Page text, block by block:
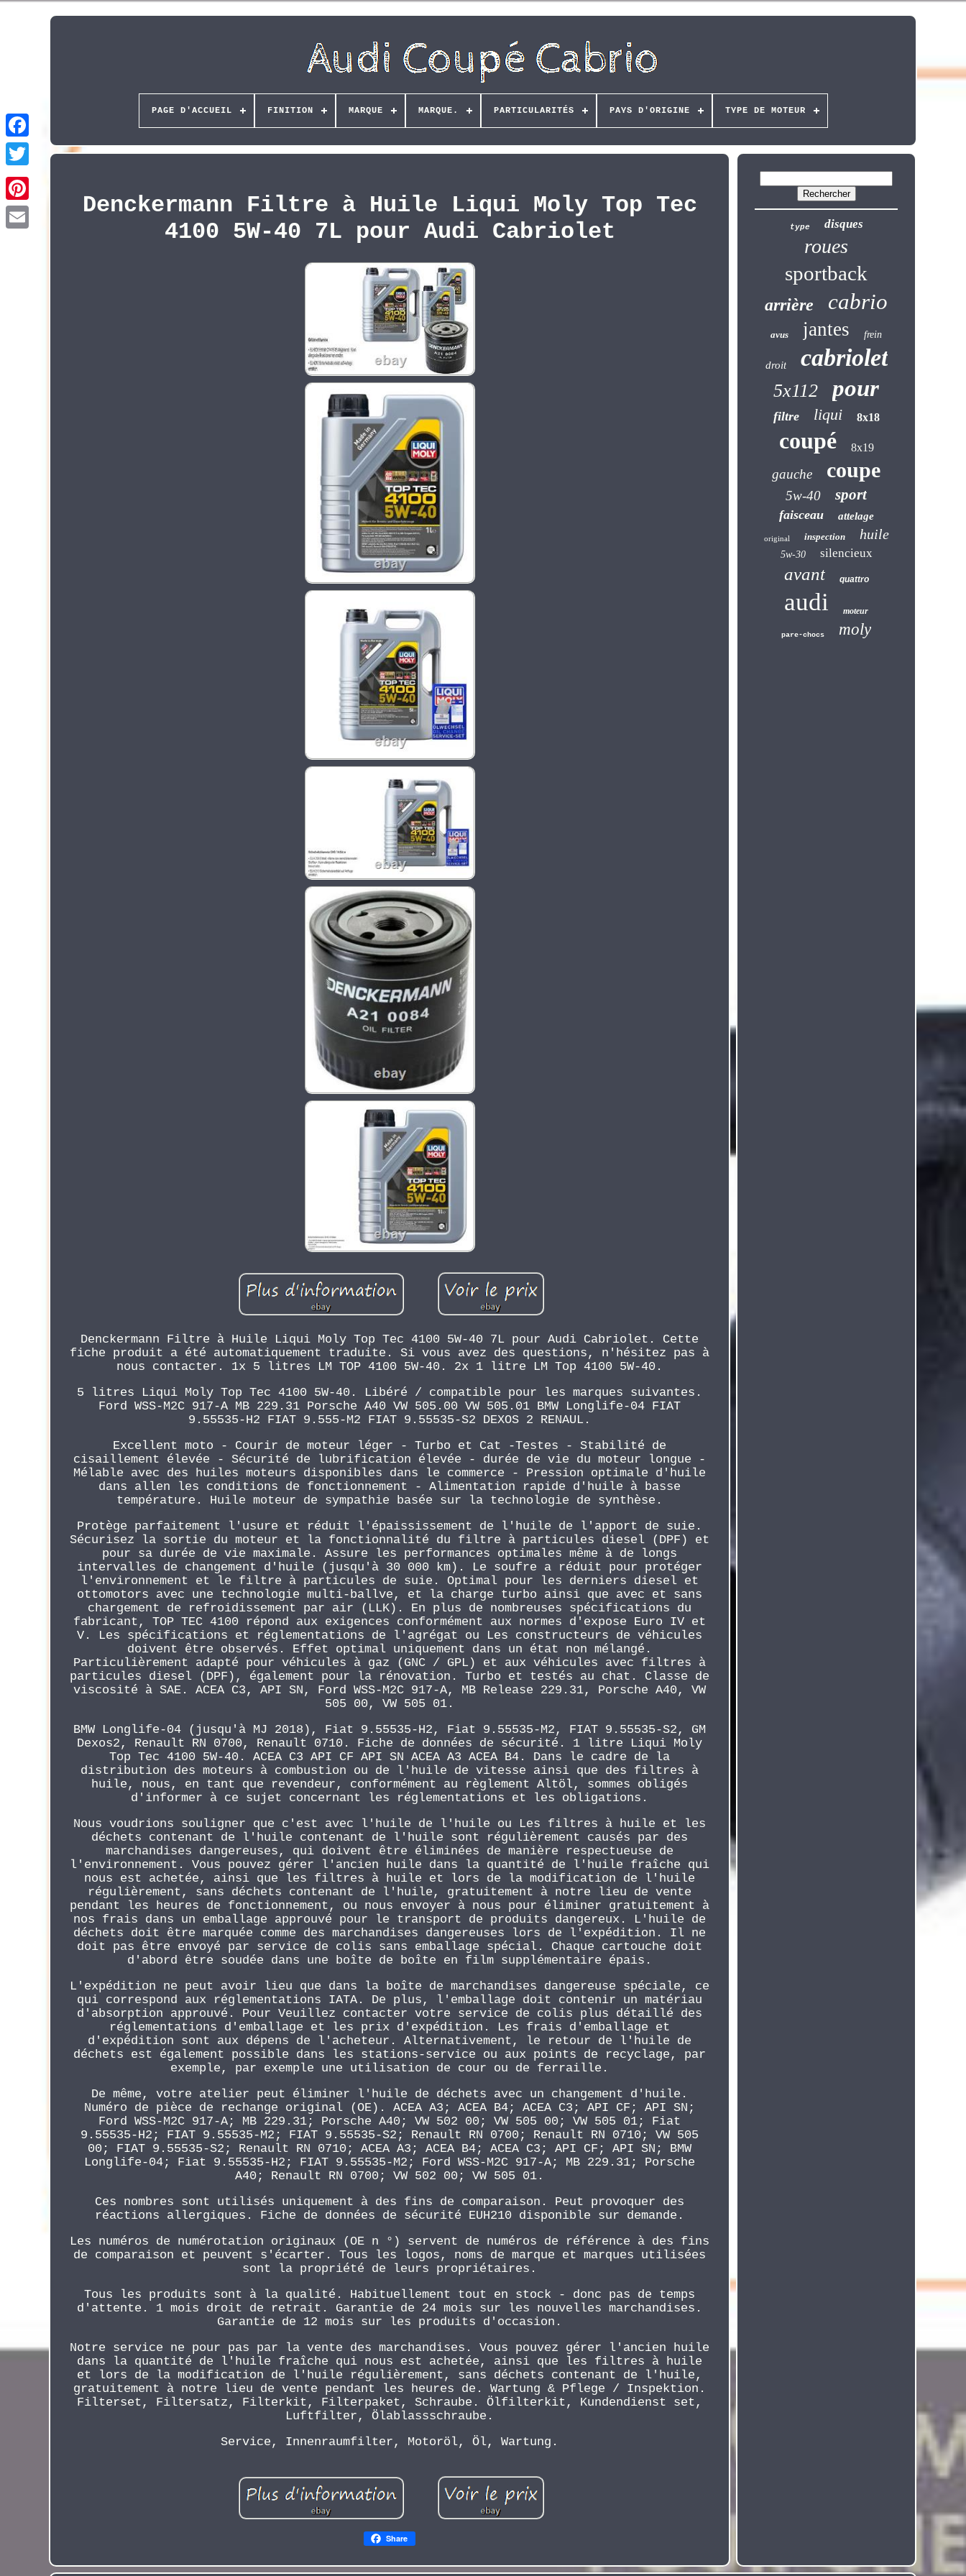
Pinterest
PAGE D'ACCUEIL FINITION MARQUE MARQUE. PARTICULARITÉS PAYS D'ORIGINE TYPE DE MOTEUR
Denckermann Filtre à Huile Liqui Moly Top Tec
4100 5W-40 7L pour Audi Cabriolet
Denckermann Filtre à Huile Liqui Moly Top Tec 4100 5W-40 7L pour Audi Cabriolet. Cette
fiche produit a été automatiquement traduite. Si vous avez des questions, n'hésitez pas à
nous contacter. 1x 5 litres LM TOP 4100 5W-40. 2x 1 litre LM Top 4100 5W-40.
5 litres Liqui Moly Top Tec 4100 5W-40. Libéré / compatible pour les marques suivantes.
Ford WSS-M2C 917-A MB 229.31 Porsche A40 VW 505.00 VW 505.01 BMW Longlife-04 FIAT
9.55535-H2 FIAT 9.555-M2 FIAT 9.55535-S2 DEXOS 2 RENAUL.
Excellent moto - Courir de moteur léger - Turbo et Cat -Testes - Stabilité de
cisaillement élevée - Sécurité de lubrification élevée - durée de vie du moteur longue -
Mélable avec des huiles moteurs disponibles dans le commerce - Pression optimale d'huile
dans allen les conditions de fonctionnement - Alimentation rapide d'huile à basse
température. Huile moteur de sympathie basée sur la technologie de synthèse.
Protège parfaitement l'usure et réduit l'épaississement de l'huile de l'apport de suie.
Sécurisez la sortie du moteur et la fonctionnalité du filtre à particules diesel (DPF) et
pour sa durée de vie maximale. Assure les performances optimales même à de longs
intervalles de changement d'huile (jusqu'à 30 000 km). Le soufre a réduit pour protéger
l'environnement et le filtre à particules de suie. Optimal pour les derniers diesel et
ottomotors avec une technologie multi-ballve, et la charge turbo ainsi que avec et sans
chargement de refroidissement par air (LLK). En plus de nombreuses spécifications du
fabricant, TOP TEC 4100 répond aux exigences conformément aux normes d'expose Euro IV et
V. Les spécifications et réglementations de l'agrégat ou Les constructeurs de véhicules
doivent être observés. Effet optimal uniquement dans un état non mélangé.
Particulièrement adapté pour véhicules à gaz (GNC / GPL) et aux véhicules avec filtres à
particules diesel (DPF), également pour la rénovation. Turbo et testés au chat. Classe de
viscosité à SAE. ACEA C3, API SN, Ford WSS-M2C 917-A, MB Release 229.31, Porsche A40, VW
505 00, VW 505 01.
BMW Longlife-04 (jusqu'à MJ 2018), Fiat 9.55535-H2, Fiat 9.55535-M2, FIAT 9.55535-S2, GM
Dexos2, Renault RN 0700, Renault 0710. Fiche de données de sécurité. 1 litre Liqui Moly
Top Tec 4100 5W-40. ACEA C3 API CF API SN ACEA A3 ACEA B4. Dans le cadre de la
distribution des moteurs à combustion ou de l'huile de vitesse ainsi que des filtres à
huile, nous, en tant que revendeur, conformément au règlement Altöl, sommes obligés
d'informer à ce sujet concernant les réglementations et les obligations.
Nous voudrions souligner que c'est avec l'huile de l'huile ou Les filtres à huile et les
déchets contenant de l'huile contenant de l'huile sont régulièrement causés par des
marchandises dangereuses, qui doivent être éliminées de manière respectueuse de
l'environnement. Vous pouvez gérer l'ancien huile dans la quantité de l'huile fraîche qui
nous est achetée, ainsi que les filtres à huile et lors de la modification de l'huile
régulièrement, sans déchets contenant de l'huile, gratuitement à notre lieu de vente
pendant les heures de fonctionnement, ou nous envoyer à nous pour éliminer gratuitement à
nos frais dans un emballage approuvé pour le transport de produits dangereux. L'huile de
déchets doit être marquée comme des marchandises dangereuses lors de l'expédition. Il ne
doit pas être envoyé par service de colis sans emballage spécial. Chaque cartouche doit
d'abord être soudée dans une boîte de boîte en film supplémentaire épais.
L'expédition ne peut avoir lieu que dans la boîte de marchandises dangereuse spéciale, ce
qui correspond aux réglementations IATA. De plus, l'emballage doit contenir un matériau
d'absorption approuvé. Pour Veuillez contacter votre service de colis plus détaillé des
réglementations d'emballage et les prix d'expédition. Les frais d'emballage et
d'expédition sont aux dépens de l'acheteur. Alternativement, le retour de l'huile de
déchets est également possible dans les stations-service ou aux points de recyclage, par
exemple, par exemple une utilisation de cour ou de ferraille.
De même, votre atelier peut éliminer l'huile de déchets avec un changement d'huile.
Numéro de pièce de rechange original (OE). ACEA A3; ACEA B4; ACEA C3; API CF; API SN;
Ford WSS-M2C 917-A; MB 229.31; Porsche A40; VW 502 00; VW 505 00; VW 505 01; Fiat
9.55535-H2; FIAT 9.55535-M2; FIAT 9.55535-S2; Renault RN 0700; Renault RN 0710; VW 505
00; FIAT 9.55535-S2; Renault RN 0710; ACEA A3; ACEA B4; ACEA C3; API CF; API SN; BMW
Longlife-04; Fiat 9.55535-H2; FIAT 9.55535-M2; Ford WSS-M2C 917-A; MB 229.31; Porsche
A40; Renault RN 0700; VW 502 00; VW 505 01.
Ces nombres sont utilisés uniquement à des fins de comparaison. Peut provoquer des
réactions allergiques. Fiche de données de sécurité EUH210 disponible sur demande.
Les numéros de numérotation originaux (OE n °) servent de numéros de référence à des fins
de comparaison et peuvent s'écarter. Tous les logos, noms de marque et marques utilisées
sont la propriété de leurs propriétaires.
Tous les produits sont à la qualité. Habituellement tout en stock - donc pas de temps
d'attente. 1 mois droit de retrait. Garantie de 24 mois sur les nouvelles marchandises.
Garantie de 12 mois sur les produits d'occasion.
Notre service ne pour pas par la vente des marchandises. Vous pouvez gérer l'ancien huile
dans la quantité de l'huile fraîche qui nous est achetée, ainsi que les filtres à huile
et lors de la modification de l'huile régulièrement, sans déchets contenant de l'huile,
gratuitement à notre lieu de vente pendant les heures de. Wartung & Pflege / Inspektion.
Filterset, Filtersatz, Filterkit, Filterpaket, Schraube. Ölfilterkit, Kundendienst set,
Luftfilter, Ölablassschraube.
Service, Innenraumfilter, Motoröl, Öl, Wartung.
Share
type disques
roues
sportback
arrière cabrio
avus jantes frein
droit cabriolet
5x112 pour
filtre liqui 8x18
coupé 8x19
gauche coupe
5w-40 sport
faisceau attelage
original inspection huile
5w-30 silencieux
avant quattro
audi moteur
pare-chocs moly